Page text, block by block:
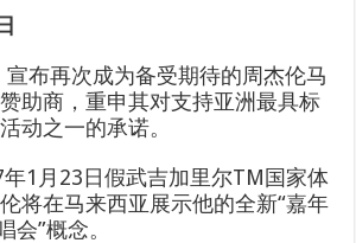
布再次成为备受期待的周杰伦马
助商，重申其对支持亚洲最具标
动之一的承诺。
1月23日假武吉加里尔TM国家体
将在马来西亚展示他的全新“嘉年
”概念。